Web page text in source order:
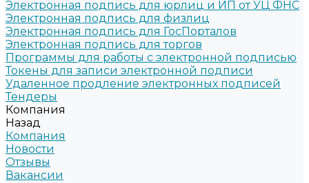
Электронная подпись для юрлиц и ИП от УЦ ФНС
Электронная подпись для физлиц
Электронная подпись для ГосПорталов
Электронная подпись для торгов
Программы для работы с электронной подписью
Токены для записи электронной подписи
Удаленное продление электронных подписей
Тендеры
Компания
Назад
Компания
Новости
Отзывы
Вакансии